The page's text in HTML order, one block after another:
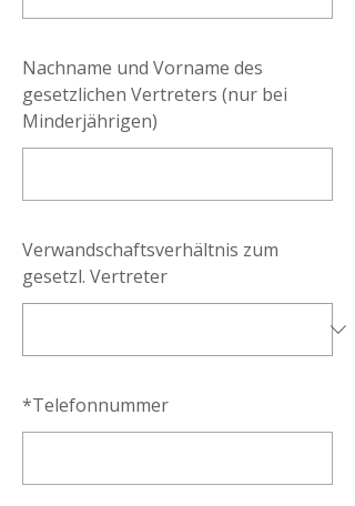
Nachname und Vorname des
gesetzlichen Vertreters (nur bei
Minderjährigen)
Verwandschaftsverhältnis zum
gesetzl. Vertreter
*Telefonnummer